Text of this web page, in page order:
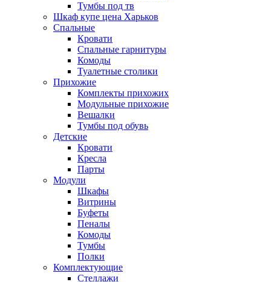
Тумбы под тв
Шкаф купе цена Харьков
Спальные
Кровати
Спальные гарнитуры
Комоды
Туалетные столики
Прихожие
Комплекты прихожих
Модульные прихожие
Вешалки
Тумбы под обувь
Детские
Кровати
Кресла
Парты
Модули
Шкафы
Витрины
Буфеты
Пеналы
Комоды
Тумбы
Полки
Комплектующие
Стеллажи